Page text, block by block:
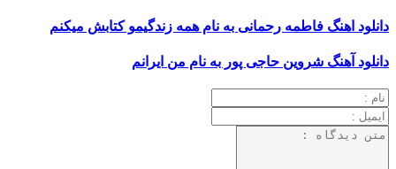
دانلود اهنگ فاطمه رحمانی به نام همه زندگیمو کتابش میکنم
دانلود آهنگ شروین حاجی پور به نام من ایرانم